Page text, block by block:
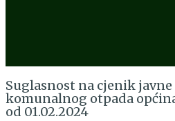
Suglasnost na cjenik
komunalnog otpada
od 01.02.2024